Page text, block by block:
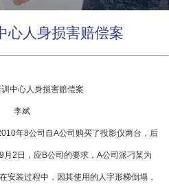
心人身损害赔偿案
心人身损害赔偿案
李斌
年8公司自A公司购买了投影仪两台，后
2日，应B公司的要求，A公司派刁某为
安装过程中，因其使用的人字形梯倒塌，